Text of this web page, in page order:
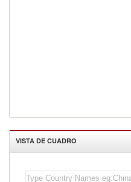
VISTA DE CUADRO